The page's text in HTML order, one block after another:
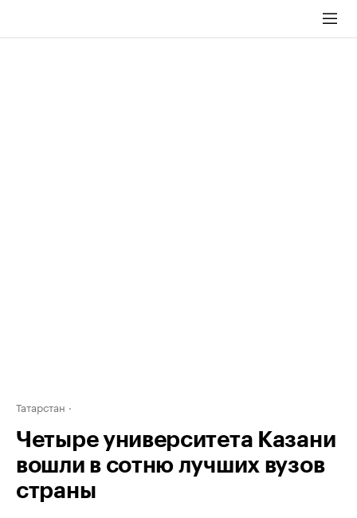
Татарстан
Четыре университета Казани
вошли в сотню лучших вузов
страны